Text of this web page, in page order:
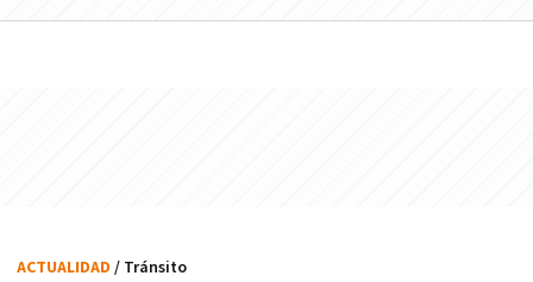
ACTUALIDAD / Tránsito